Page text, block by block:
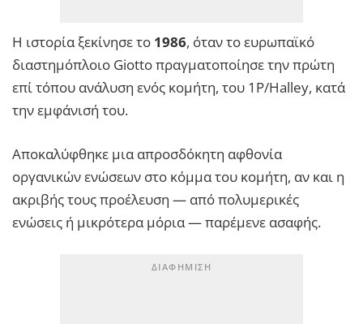
Η ιστορία ξεκίνησε το 1986, όταν το ευρωπαϊκό
διαστημόπλοιο Giotto πραγματοποίησε την πρώτη
επί τόπου ανάλυση ενός κομήτη, του 1P/Halley, κατά
την εμφάνισή του.
Αποκαλύφθηκε μια απροσδόκητη αφθονία
οργανικών ενώσεων στο κόμμα του κομήτη, αν και η
ακριβής τους προέλευση — από πολυμερικές
ενώσεις ή μικρότερα μόρια — παρέμενε ασαφής.